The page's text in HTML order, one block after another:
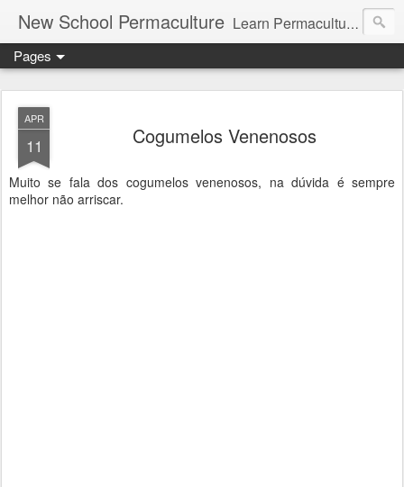
New School Permaculture Learn Permaculture Design Courses in Europe with Helder Valente, one of the original students of Bill Mollison the creator of Permaculture Design.
Pages
APR
11 Cogumelos Venenosos
Muito se fala dos cogumelos venenosos, na dúvida é sempre
melhor não arriscar.